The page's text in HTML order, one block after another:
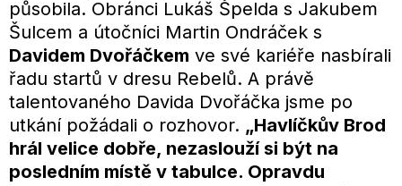
působila. Obránci Lukáš Špelda s Jakubem
Šulcem a útočníci Martin Ondráček s
Davidem Dvořáčkem ve své kariéře nasbírali
řadu startů v dresu Rebelů. A právě
talentovaného Davida Dvořáčka jsme po
utkání požádali o rozhovor. „Havlíčkův Brod
hrál velice dobře, nezaslouží si být na
posledním místě v tabulce. Opravdu